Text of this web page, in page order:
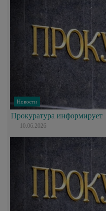
Новости
Прокуратура информирует
10.06.2026